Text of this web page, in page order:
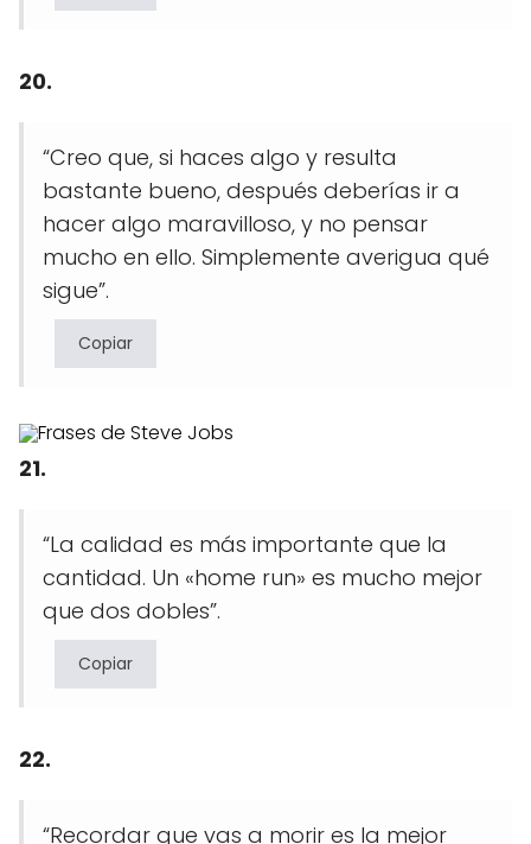
20.
“Creo que, si haces algo y resulta
bastante bueno, después deberías ir a
hacer algo maravilloso, y no pensar
mucho en ello. Simplemente averigua qué
sigue”.
Copiar
21.
“La calidad es más importante que la
cantidad. Un «home run» es mucho mejor
que dos dobles”.
Copiar
22.
“Recordar que vas a morir es la mejor